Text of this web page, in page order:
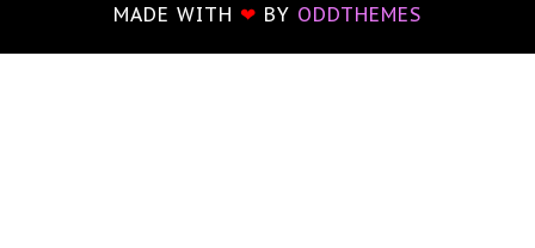
MADE WITH ❤ BY ODDTHEMES